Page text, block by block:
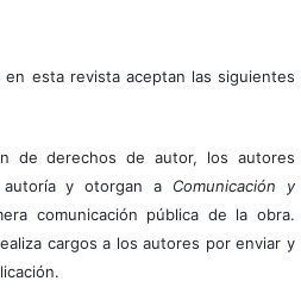
esta revista aceptan las siguientes
de derechos de autor, los autores
y otorgan a Comunicación y
comunicación pública de la obra.
cargos a los autores por enviar y